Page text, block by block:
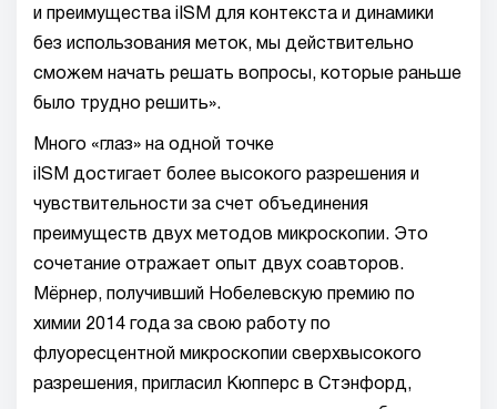
и преимущества iISM для контекста и динамики
без использования меток, мы действительно
сможем начать решать вопросы, которые раньше
было трудно решить».
Много «глаз» на одной точке
iISM достигает более высокого разрешения и
чувствительности за счет объединения
преимуществ двух методов микроскопии. Это
сочетание отражает опыт двух соавторов.
Мёрнер, получивший Нобелевскую премию по
химии 2014 года за свою работу по
флуоресцентной микроскопии сверхвысокого
разрешения, пригласил Кюпперс в Стэнфорд,